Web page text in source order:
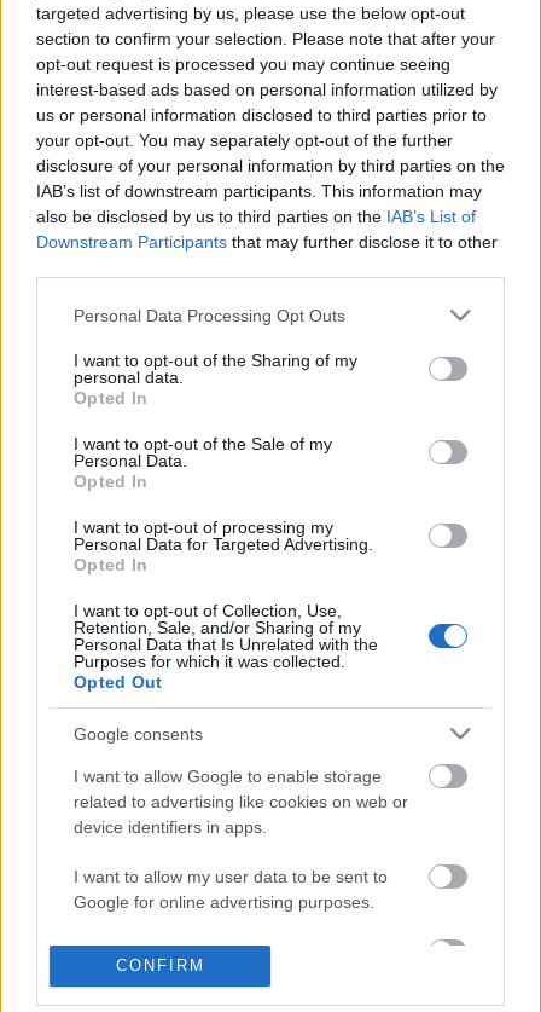
targeted advertising by us, please use the below opt-out
section to confirm your selection. Please note that after your
opt-out request is processed you may continue seeing
interest-based ads based on personal information utilized by
us or personal information disclosed to third parties prior to
your opt-out. You may separately opt-out of the further
disclosure of your personal information by third parties on the
IAB’s list of downstream participants. This information may
also be disclosed by us to third parties on the IAB’s List of
Downstream Participants that may further disclose it to other
Please note that this website/app uses one or more Google
not limited to your visit or usage behaviour. You may click to
grant or deny consent to Google and its third-party tags to
use your data for below specified purposes in below Google
consent section.
Personal Data Processing Opt Outs
I want to opt-out of the Sharing of my
personal data.
Opted In
I want to opt-out of the Sale of my
Personal Data.
Opted In
I want to opt-out of processing my
Personal Data for Targeted Advertising.
Opted In
I want to opt-out of Collection, Use,
Retention, Sale, and/or Sharing of my
Personal Data that Is Unrelated with the
Purposes for which it was collected.
Opted Out
Google consents
I want to allow Google to enable storage
related to advertising like cookies on web or
device identifiers in apps.
I want to allow my user data to be sent to
Google for online advertising purposes.
I want to allow Google to send me
personalized advertising.
CONFIRM
Idén is megrendezik, most éppen Madridban az
MTV Europe Music Awards díjkiosztót, amihez
automatikusan jár egy helyi esemény is, az MTV
EMA Regional Awards. Ezen öt magyar zenekar
indul, 2010-ben egész pontosan a Hősök, a
Kiscsillag, a Nemjuci, a Neo és a Kolin. Az öt közül
egy csapat képviseli hazánkat a MTV EMA Best
European Act kategóriában. Tavaly a most is induló
Kolin nyerte a hazai döntőt, nekik olyan ellenfelekkel
kellett megküzdeni Berlinben, mint David Guetta
vagy a Nightwish. Hogy idén ki nyeri az MTV EMA
Legjobb Magyar Előadó díját, az az október 15-i
díjátadóval egybekötött partin derül ki a
Corvintetőn. Addig viszontitt lehet szavazniaz öt
zenekarra, illetve a többi kategória jelöltjeire.
Címkék:pop mtv hír kiscsillag hősök neo kolin
Ajánlott bejegyzések:
Momoát a Primus főnöke
koncertek előtt a The Pontiac zenekar
Visszavette a bakelit a vezető helyét a
fizikai eladásokban